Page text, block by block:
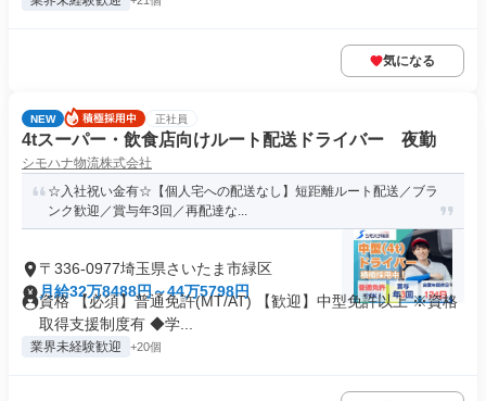
気になる
NEW 正社員
4tスーパー・飲食店向けルート配送ドライバー 夜勤
シモハナ物流株式会社
☆入社祝い金有☆【個人宅への配送なし】短距離ルート配送／ブラ
ンク歓迎／賞与年3回／再配達な...
〒336-0977埼玉県さいたま市緑区
月給32万8488円～44万5798円
資格 【必須】普通免許(MT/AT) 【歓迎】中型免許以上 ※資格
取得支援制度有 ◆学...
業界未経験歓迎 +20個